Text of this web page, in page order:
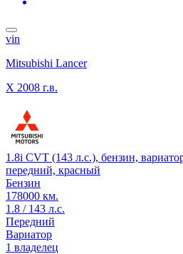
vin
Mitsubishi Lancer
X 2008 г.в.
1.8i CVT (143 л.с.), бензин,
передний, красный
Бензин
178000 км.
1.8 / 143 л.с.
Передний
Вариатор
1 владелец